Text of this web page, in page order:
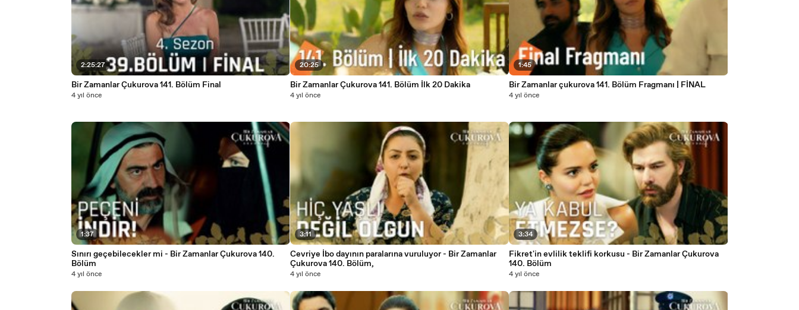
2:25:27
Bir Zamanlar Çukurova 141. Bölüm Final
4 yıl önce
1:37
Sınırı geçebilecekler mi - Bir Zamanlar Çukurova 140.
Bölüm
4 yıl önce
20:25
Bir Zamanlar Çukurova 141. Bölüm İlk 20 Dakika
4 yıl önce
3:11
Cevriye İbo dayının paralarına vuruluyor - Bir Zamanlar
Çukurova 140. Bölüm,
4 yıl önce
1:45
Bir Zamanlar çukurova 141. Bölüm Fragmanı | FİNAL
4 yıl önce
3:34
Fikret'in evlilik teklifi korkusu - Bir Zamanlar Çukurova
140. Bölüm
4 yıl önce